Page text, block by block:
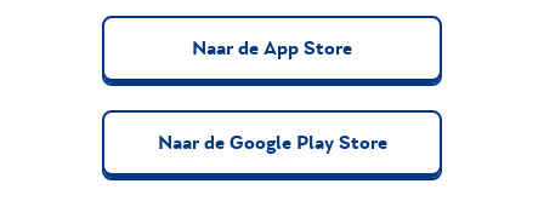
Naar de App Store
Naar de Google Play Store